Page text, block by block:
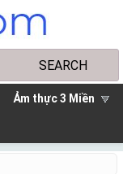
Ảm thực 3 Miền